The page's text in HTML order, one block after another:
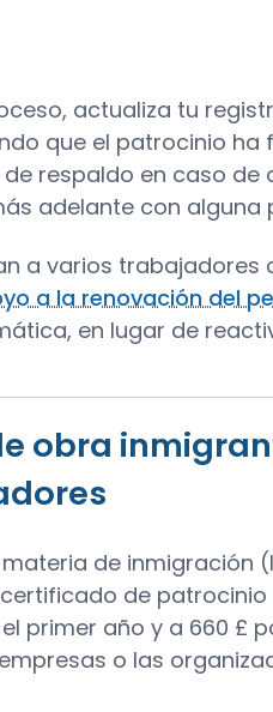
actualiza tu
que el patrocinio ha
respaldo en caso de
adelante con alguna
a varios trabajadores
a la renovación del
en lugar de
obra
de inmigración
de patrocinio
primer año y a 660 £
o las